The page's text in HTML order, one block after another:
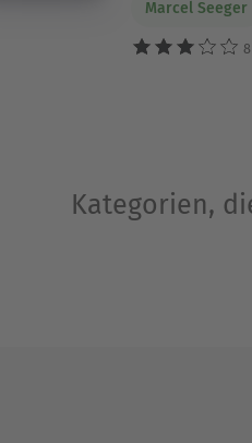
Marcel Seeger
Kategorien,